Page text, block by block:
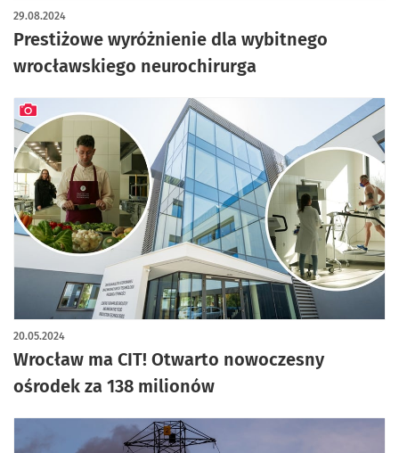
Prestiżowe wyróżnienie dla wybitnego
wrocławskiego neurochirurga
29.08.2024
Wrocław ma CIT! Otwarto nowoczesny
ośrodek za 138 milionów
20.05.2024
artykuł z galerią zdjęć